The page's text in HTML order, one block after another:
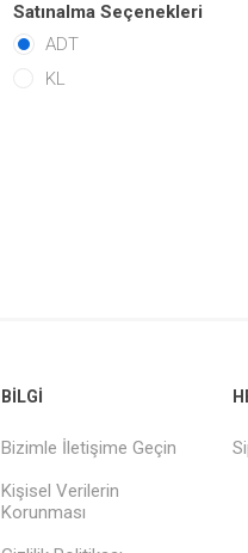
Satınalma Seçenekleri
ADT
KL
BILGI
Bizimle İletişime Geçin
Kişisel Verilerin
Korunması